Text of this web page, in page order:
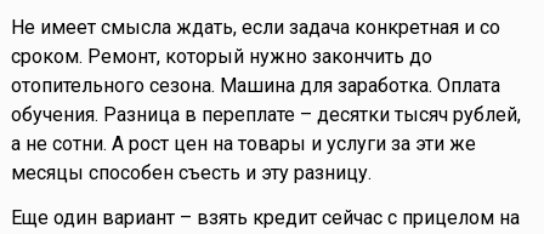
Не имеет смысла ждать, если задача конкретная и со
сроком. Ремонт, который нужно закончить до
отопительного сезона. Машина для заработка. Оплата
обучения. Разница в переплате – десятки тысяч рублей,
а не сотни. А рост цен на товары и услуги за эти же
месяцы способен съесть и эту разницу.
Еще один вариант – взять кредит сейчас с прицелом на